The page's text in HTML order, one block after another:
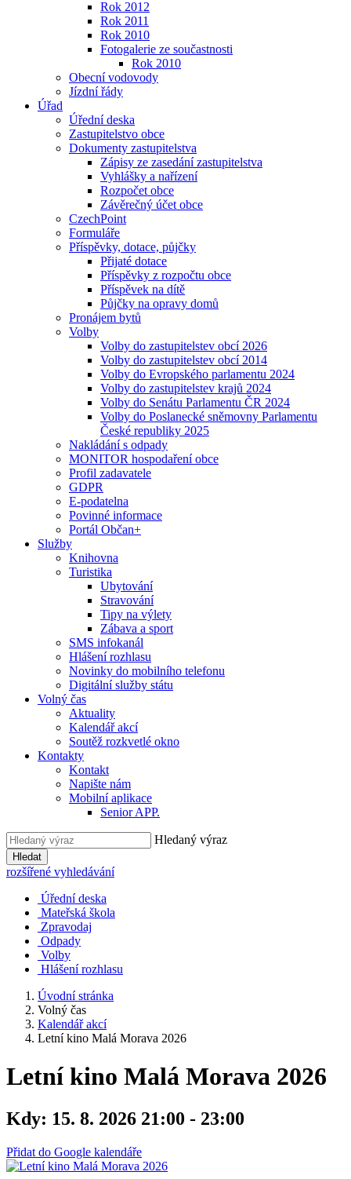
Rok 2012
Rok 2011
Rok 2010
Fotogalerie ze součastnosti
Rok 2010
Obecní vodovody
Jízdní řády
Úřad
Úřední deska
Zastupitelstvo obce
Dokumenty zastupitelstva
Zápisy ze zasedání zastupitelstva
Vyhlášky a nařízení
Rozpočet obce
Závěrečný účet obce
CzechPoint
Formuláře
Příspěvky, dotace, půjčky
Přijaté dotace
Příspěvky z rozpočtu obce
Příspěvek na dítě
Půjčky na opravy domů
Pronájem bytů
Volby
Volby do zastupitelstev obcí 2026
Volby do zastupitelstev obcí 2014
Volby do Evropského parlamentu 2024
Volby do zastupitelstev krajů 2024
Volby do Senátu Parlamentu ČR 2024
Volby do Poslanecké sněmovny Parlamentu
České republiky 2025
Nakládání s odpady
MONITOR hospodaření obce
Profil zadavatele
GDPR
E-podatelna
Povinné informace
Portál Občan+
Služby
Knihovna
Turistika
Ubytování
Stravování
Tipy na výlety
Zábava a sport
SMS infokanál
Hlášení rozhlasu
Novinky do mobilního telefonu
Digitální služby státu
Volný čas
Aktuality
Kalendář akcí
Soutěž rozkvetlé okno
Kontakty
Kontakt
Napište nám
Mobilní aplikace
Senior APP.
Hledaný výraz
Hledat
rozšířené vyhledávání
Úřední deska
Mateřská škola
Zpravodaj
Odpady
Volby
Hlášení rozhlasu
Úvodní stránka
Volný čas
Kalendář akcí
Letní kino Malá Morava 2026
Letní kino Malá Morava 2026
Kdy: 15. 8. 2026 21:00 - 23:00
Přidat do Google kalendáře